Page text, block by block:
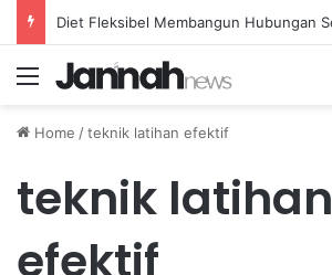
Menu
Home /teknik latihan efektif
teknik latihan
efektif